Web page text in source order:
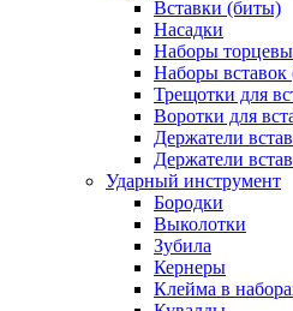
Вставки (биты)
Насадки
Наборы
Наборы вставок
Трещотки для
Воротки для
Держатели
Держатели
Ударный инструмент
Бородки
Выколотки
Зубила
Кернеры
Клейма в